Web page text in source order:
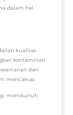
dalam hal
kualitas
kontaminan
dan
mencakup:
membunuh